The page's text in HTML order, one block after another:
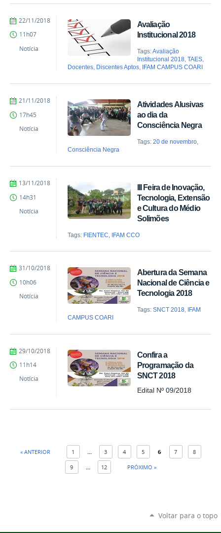
Avaliação
Institucional 2018
Tags:Avaliação
Institucional 2018, TAES,
Docentes, Discentes Aptos, IFAM CAMPUS COARI
por
COARI
publicado
22/11/2018
11h07
Notícia
Atividades Alusivas
ao dia da
Consciência Negra
Tags: 20 de novembro,
Consciência Negra
por
COARI
publicado
21/11/2018
17h45
Notícia
III Feira de Inovação,
Tecnologia, Extensão
e Cultura do Médio
Solimões
Tags: FIENTEC IFAM CCO
por
COARI
publicado
13/11/2018
14h31
Notícia
Abertura da Semana
Nacional de Ciência e
Tecnologia 2018
Tags: SNCT 2018, IFAM
CAMPUS COARI
por
COARI
publicado
31/10/2018
10h06
Notícia
Confira a
Programação da
SNCT 2018
Edital Nº 09/2018
por
COARI
publicado
29/10/2018
11h14
Notícia
« ANTERIOR 1 3 4 5 6 7 8
9 12 PRÓXIMO »
Voltar para o topo